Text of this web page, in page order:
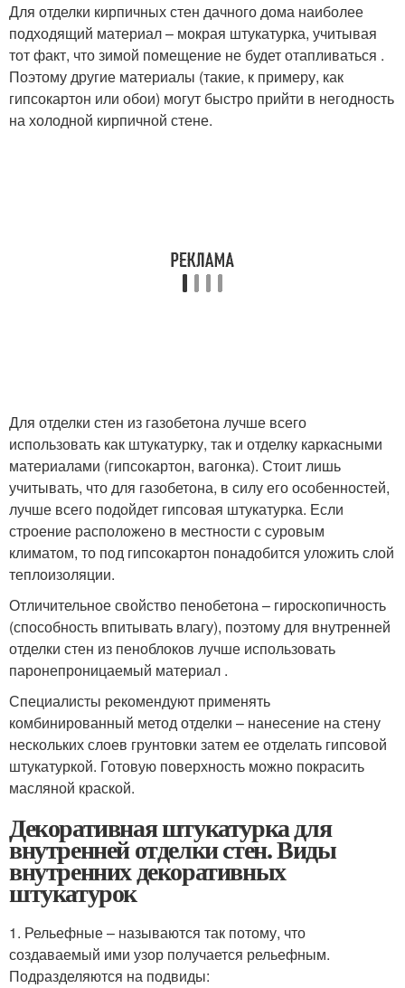
Для отделки кирпичных стен дачного дома наиболее
подходящий материал – мокрая штукатурка, учитывая
тот факт, что зимой помещение не будет отапливаться .
Поэтому другие материалы (такие, к примеру, как
гипсокартон или обои) могут быстро прийти в негодность
на холодной кирпичной стене.
Для отделки стен из газобетона лучше всего
использовать как штукатурку, так и отделку каркасными
материалами (гипсокартон, вагонка). Стоит лишь
учитывать, что для газобетона, в силу его особенностей,
лучше всего подойдет гипсовая штукатурка. Если
строение расположено в местности с суровым
климатом, то под гипсокартон понадобится уложить слой
теплоизоляции.
Отличительное свойство пенобетона – гироскопичность
(способность впитывать влагу), поэтому для внутренней
отделки стен из пеноблоков лучше использовать
паронепроницаемый материал .
Специалисты рекомендуют применять
комбинированный метод отделки – нанесение на стену
нескольких слоев грунтовки затем ее отделать гипсовой
штукатуркой. Готовую поверхность можно покрасить
масляной краской.
Декоративная штукатурка для
внутренней отделки стен. Виды
внутренних декоративных
штукатурок
1. Рельефные – называются так потому, что
создаваемый ими узор получается рельефным.
Подразделяются на подвиды: